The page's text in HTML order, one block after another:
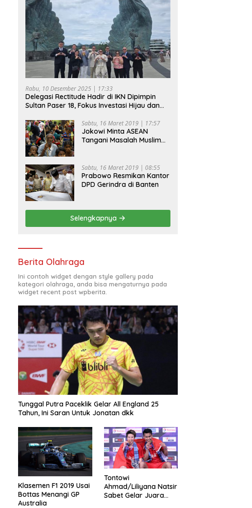
Rabu, 10 Desember 2025 | 17:33
Delegasi Rectitude Hadir di IKN Dipimpin
Sultan Paser 18, Fokus Investasi Hijau dan
Sabtu, 16 Maret 2019 | 17:57
Jokowi Minta ASEAN
Tangani Masalah Muslim
Sabtu, 16 Maret 2019 | 08:55
Prabowo Resmikan Kantor
DPD Gerindra di Banten
Selengkapnya
Berita Olahraga
Ini contoh widget dengan style gallery pada
kategori olahraga, anda bisa mengaturnya pada
widget recent post wpberita.
Tunggal Putra Paceklik Gelar All England 25
Tahun, Ini Saran Untuk Jonatan dkk
Klasemen F1 2019 Usai
Bottas Menangi GP
Australia
Tontowi
Ahmad/Liliyana Natsir
Sabet Gelar Juara